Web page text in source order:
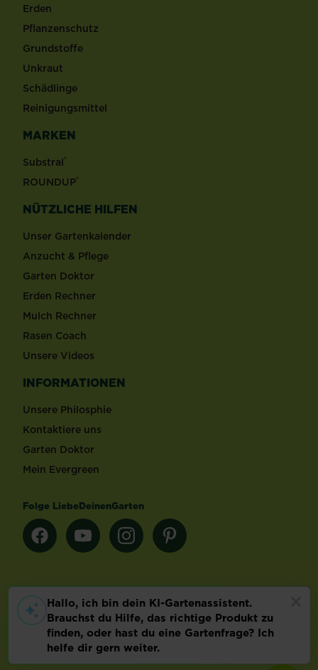
Erden
Pflanzenschutz
Grundstoffe
Unkraut
Schädlinge
Reinigungsmittel
MARKEN
Substral®
ROUNDUP®
NÜTZLICHE HILFEN
Unser Gartenkalender
Anzucht & Pflege
Garten Doktor
Erden Rechner
Mulch Rechner
Rasen Coach
Unsere Videos
INFORMATIONEN
Unsere Philosphie
Kontaktiere uns
Garten Doktor
Mein Evergreen
Folge LiebeDeinenGarten
Länderauswahl
Footer
Impressum & AGB Datenschutz